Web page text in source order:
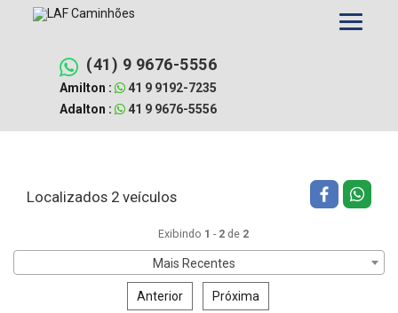
(41) 9 9676-5556
Amilton :
41 9 9192-7235
Adalton :
41 9 9676-5556
Filtrar busca Limpar filtros
Localizados 2 veículos
Mais Recentes
Exibindo 1 - 2 de 2
Anterior Próxima